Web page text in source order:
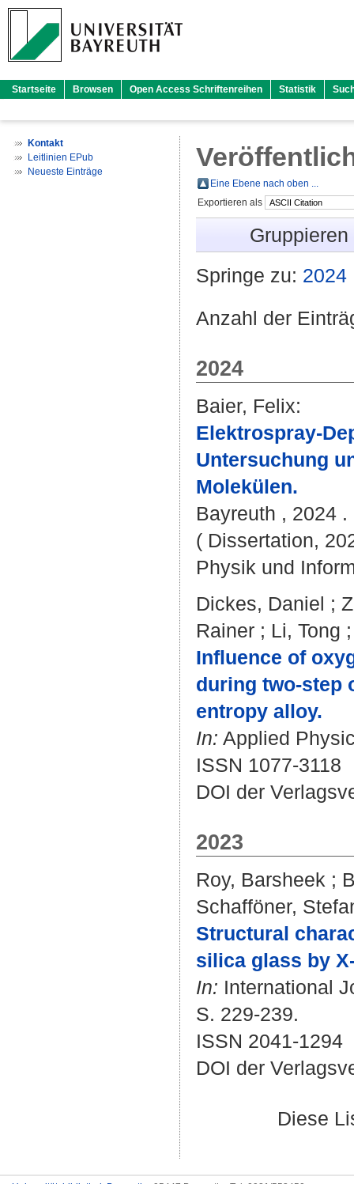
Startseite Browsen Open Access Schriftenreihen Statistik
Kontakt
Leitlinien EPub
Neueste Einträge
Eine Ebene nach oben ...
Exportieren als
Springe zu: 2024
Anzahl der
2024
Baier, Felix:
Elektrospray-
Untersuchung
Molekülen.
Bayreuth , 2024 .
( Dissertation,
Physik und
Dickes, Daniel ;
Rainer ; Li, Tong
Influence of
during two-step
entropy alloy.
In: Applied
ISSN 1077-3118
DOI der
2023
Roy, Barsheek ;
Schafföner,
Structural
silica glass by
In: International
S. 229-239.
ISSN 2041-1294
DOI der
Diese